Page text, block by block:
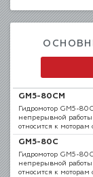
GM5-80CM
Гидромотор GM5-
непрерывной
относится к
GM5-80C
Гидромотор GM5-
непрерывной
относится к